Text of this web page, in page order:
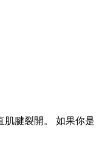
肌腱裂開。 如果你是